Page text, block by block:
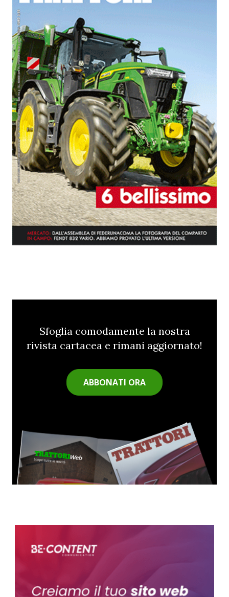
Sfoglia comodamente la nostra
rivista cartacea e rimani aggiornato!
ABBONATI ORA